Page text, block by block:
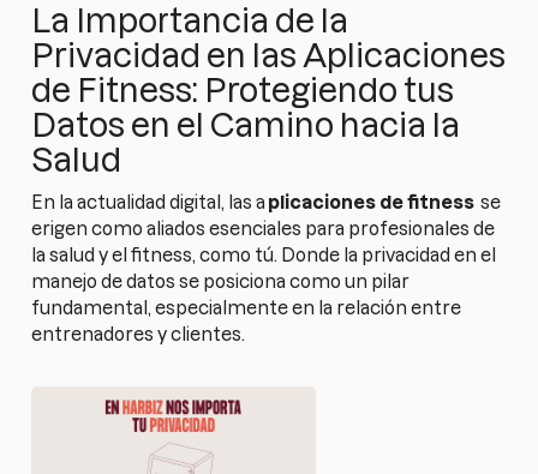
La Importancia de la
Privacidad en las Aplicaciones
de Fitness: Protegiendo tus
Datos en el Camino hacia la
Salud
En la actualidad digital, las a plicaciones de fitness se
erigen como aliados esenciales para profesionales de
la salud y el fitness, como tú. Donde la privacidad en el
manejo de datos se posiciona como un pilar
fundamental, especialmente en la relación entre
entrenadores y clientes.